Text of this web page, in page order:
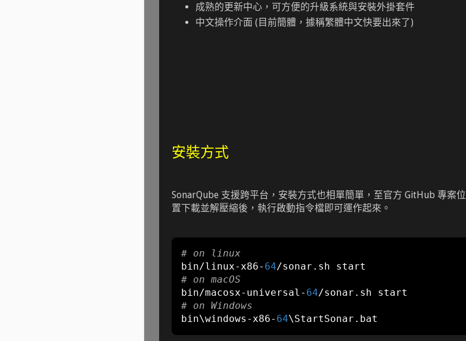
成熟的更新中心，可方便的升級系統與安裝外掛套件
中文操作介面 (目前簡體，據稱繁體中文快要出來了)
安裝方式
SonarQube 支援跨平台，安裝方式也相單簡單，至官方 GitHub 專案位
置下載並解壓縮後，執行啟動指令檔即可運作起來。
# on linux
bin/linux-x86- 64/sonar .
# on macOS
bin/macosx- universal - 64/sonar .
# on Windows
bin\windows -x86- 64\StartSonar . bat